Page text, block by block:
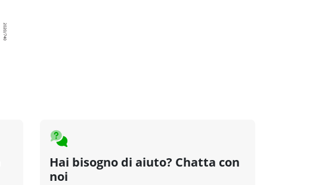
Hai bisogno di aiuto? Chatta con
noi